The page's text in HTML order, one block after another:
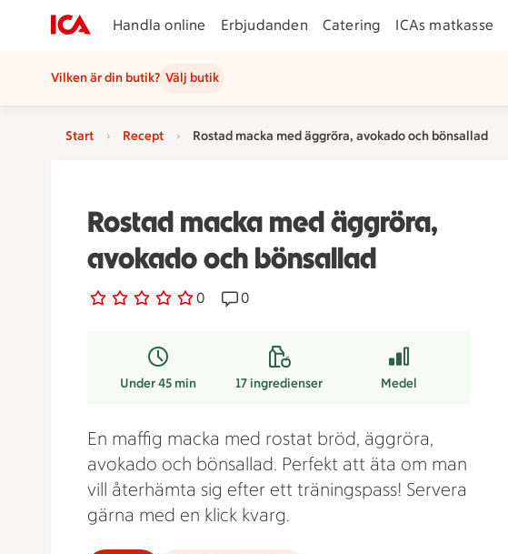
Handla online Erbjudanden Catering ICAs matkasse
Vilken är din butik? Välj butik
Start Recept Rostad macka med äggröra, avokado och bönsallad
Rostad macka med äggröra,
avokado och bönsallad
0
0 personer har röstatReceptet har 0 kommentarer
0
Under 45 min 17ingredienser Medel
En maffig macka med rostat bröd, äggröra,
avokado och bönsallad. Perfekt att äta om man
vill återhämta sig efter ett träningspass! Servera
gärna med en klick kvarg.